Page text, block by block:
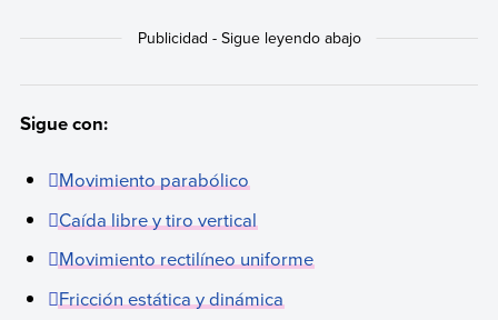
Sigue con:
Movimiento parabólico
Caída libre y tiro vertical
Movimiento rectilíneo uniforme
Fricción estática y dinámica